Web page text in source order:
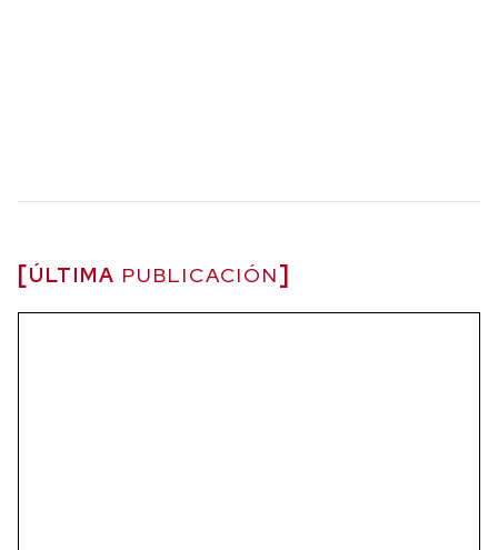
ÚLTIMA PUBLICACIÓN